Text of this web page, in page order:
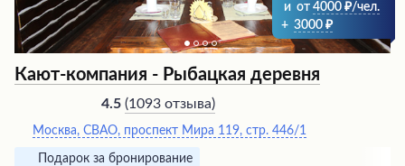
и от 4000
/чел.
+ 3000
Кают-компания - Рыбацкая деревня
4.5 (1093 отзыва)
Москва, СВАО, проспект Мира 119, стр. 446/1
Подарок за бронирование